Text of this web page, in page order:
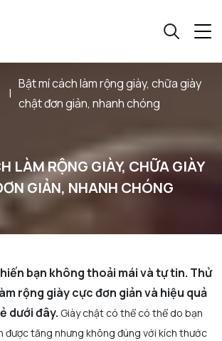
|
Bật mí cách làm rộng giày, chữa giày
chật đơn giản, nhanh chóng
LÀM RỘNG GIÀY, CHỮA GIÀY
GIẢN, NHANH CHÓNG
bạn không thoải mái và tự tin. Thử
rộng giày cực đơn giản và hiệu quả
dưới đây. Giày chật có thể có thể do bạn
được tăng nhưng không đúng với kích thước